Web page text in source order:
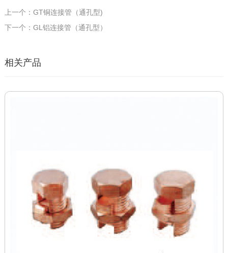
上一个：GT铜连接管（通孔型)
下一个：GL铝连接管（通孔型）
相关产品